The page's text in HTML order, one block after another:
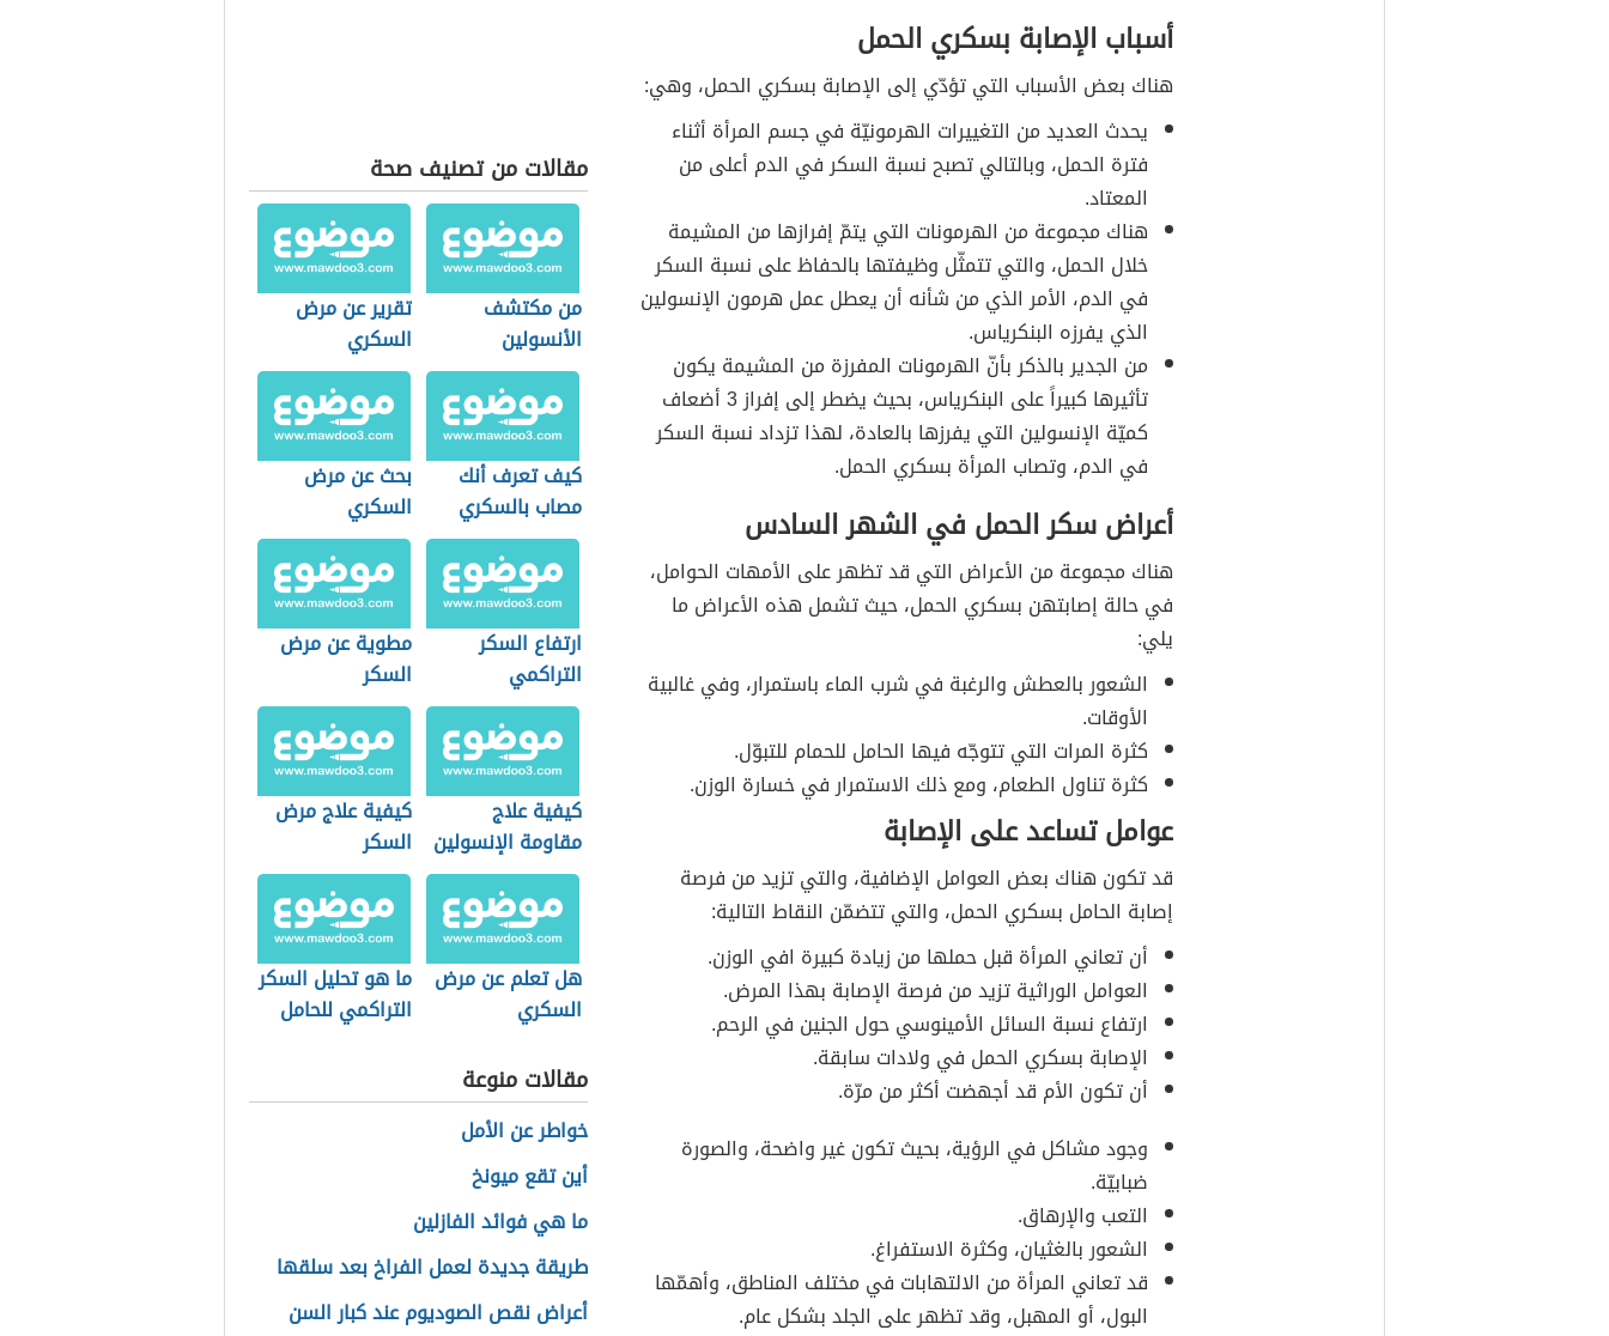
أسباب الإصابة بسكري الحمل
هناك بعض الأسباب التي تؤدّي إلى الإصابة بسكري الحمل، وهي:
يحدث العديد من التغييرات الهرمونيّة في جسم المرأة أثناء
فترة الحمل، وبالتالي تصبح نسبة السكر في الدم أعلى من
المعتاد.
هناك مجموعة من الهرمونات التي يتمّ إفرازها من المشيمة
خلال الحمل، والتي تتمثّل وظيفتها بالحفاظ على نسبة السكر
في الدم، الأمر الذي من شأنه أن يعطل عمل هرمون الإنسولين
الذي يفرزه البنكرياس.
من الجدير بالذكر بأنّ الهرمونات المفرزة من المشيمة يكون
تأثيرها كبيراً على البنكرياس، بحيث يضطر إلى إفراز 3 أضعاف
كميّة الإنسولين التي يفرزها بالعادة، لهذا تزداد نسبة السكر
في الدم، وتصاب المرأة بسكري الحمل.
أعراض سكر الحمل في الشهر السادس
هناك مجموعة من الأعراض التي قد تظهر على الأمهات الحوامل،
في حالة إصابتهن بسكري الحمل، حيث تشمل هذه الأعراض ما
يلي:
الشعور بالعطش والرغبة في شرب الماء باستمرار، وفي غالبية
الأوقات.
كثرة المرات التي تتوجّه فيها الحامل للحمام للتبوّل.
كثرة تناول الطعام، ومع ذلك الاستمرار في خسارة الوزن.
عوامل تساعد على الإصابة
قد تكون هناك بعض العوامل الإضافية، والتي تزيد من فرصة
إصابة الحامل بسكري الحمل، والتي تتضمّن النقاط التالية:
أن تعاني المرأة قبل حملها من زيادة كبيرة افي الوزن.
العوامل الوراثية تزيد من فرصة الإصابة بهذا المرض.
ارتفاع نسبة السائل الأمينوسي حول الجنين في الرحم.
الإصابة بسكري الحمل في ولادات سابقة.
أن تكون الأم قد أجهضت أكثر من مرّة.
وجود مشاكل في الرؤية، بحيث تكون غير واضحة، والصورة
ضبابيّة.
التعب والإرهاق.
الشعور بالغثيان، وكثرة الاستفراغ.
قد تعاني المرأة من الالتهابات في مختلف المناطق، وأهمّها
البول، أو المهبل، وقد تظهر على الجلد بشكل عام.
مقالات من تصنيف صحة
من مكتشف
الأنسولين
تقرير عن مرض
السكري
كيف تعرف أنك
مصاب بالسكري
بحث عن مرض
السكري
ارتفاع السكر
التراكمي
مطوية عن مرض
السكر
كيفية علاج
مقاومة الإنسولين
كيفية علاج مرض
السكر
هل تعلم عن مرض
السكري
ما هو تحليل السكر
التراكمي للحامل
مقالات منوعة
خواطر عن الأمل
أين تقع ميونخ
ما هي فوائد الفازلين
طريقة جديدة لعمل الفراخ بعد سلقها
أعراض نقص الصوديوم عند كبار السن